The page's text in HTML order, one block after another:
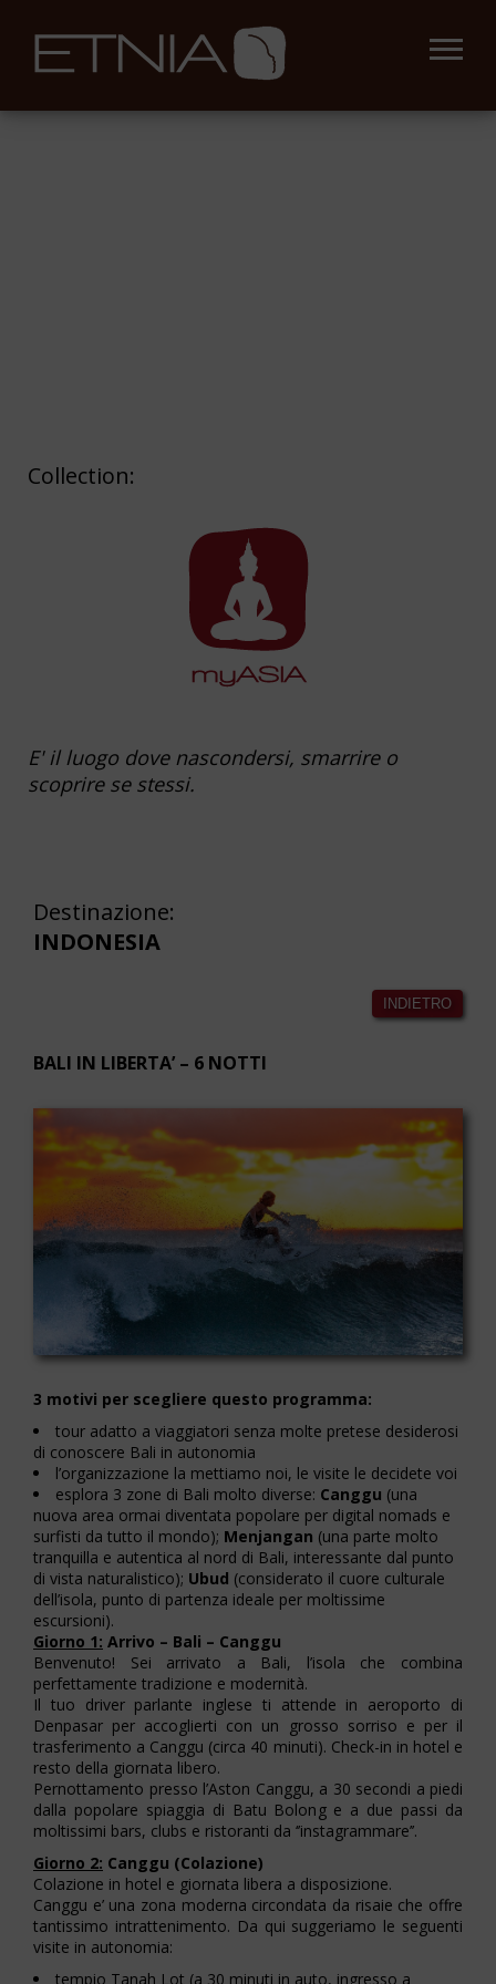
Collection:
E' il luogo dove nascondersi, smarrire o
scoprire se stessi.
Destinazione:
INDONESIA
INDIETRO
BALI IN LIBERTA’ – 6 NOTTI
3 motivi per scegliere questo programma:
tour adatto a viaggiatori senza molte pretese desiderosi
di conoscere Bali in autonomia
l’organizzazione la mettiamo noi, le visite le decidete voi
esplora 3 zone di Bali molto diverse: Canggu (una
nuova area ormai diventata popolare per digital nomads e
surfisti da tutto il mondo); Menjangan (una parte molto
tranquilla e autentica al nord di Bali, interessante dal punto
di vista naturalistico); Ubud (considerato il cuore culturale
dell’isola, punto di partenza ideale per moltissime
escursioni).
Giorno 1: Arrivo – Bali – Canggu
Benvenuto! Sei arrivato a Bali, l’isola che combina
perfettamente tradizione e modernità.
Il tuo driver parlante inglese ti attende in aeroporto di
Denpasar per accoglierti con un grosso sorriso e per il
trasferimento a Canggu (circa 40 minuti). Check-in in hotel e
resto della giornata libero.
Pernottamento presso l’Aston Canggu, a 30 secondi a piedi
dalla popolare spiaggia di Batu Bolong e a due passi da
moltissimi bars, clubs e ristoranti da ‘’instagrammare’’.
Giorno 2: Canggu (Colazione)
Colazione in hotel e giornata libera a disposizione.
Canggu e’ una zona moderna circondata da risaie che offre
tantissimo intrattenimento. Da qui suggeriamo le seguenti
visite in autonomia:
tempio Tanah Lot (a 30 minuti in auto, ingresso a